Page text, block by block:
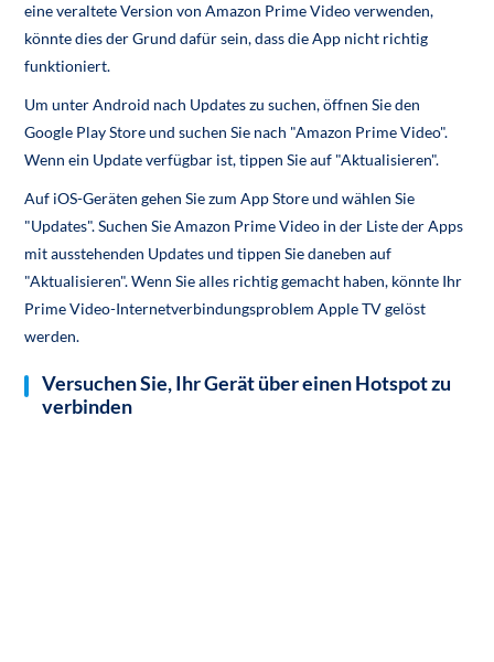
eine veraltete Version von Amazon Prime Video verwenden,
könnte dies der Grund dafür sein, dass die App nicht richtig
funktioniert.
Um unter Android nach Updates zu suchen, öffnen Sie den
Google Play Store und suchen Sie nach "Amazon Prime Video".
Wenn ein Update verfügbar ist, tippen Sie auf "Aktualisieren".
Auf iOS-Geräten gehen Sie zum App Store und wählen Sie
"Updates". Suchen Sie Amazon Prime Video in der Liste der Apps
mit ausstehenden Updates und tippen Sie daneben auf
"Aktualisieren". Wenn Sie alles richtig gemacht haben, könnte Ihr
Prime Video-Internetverbindungsproblem Apple TV gelöst
werden.
Versuchen Sie, Ihr Gerät über einen Hotspot zu
verbinden